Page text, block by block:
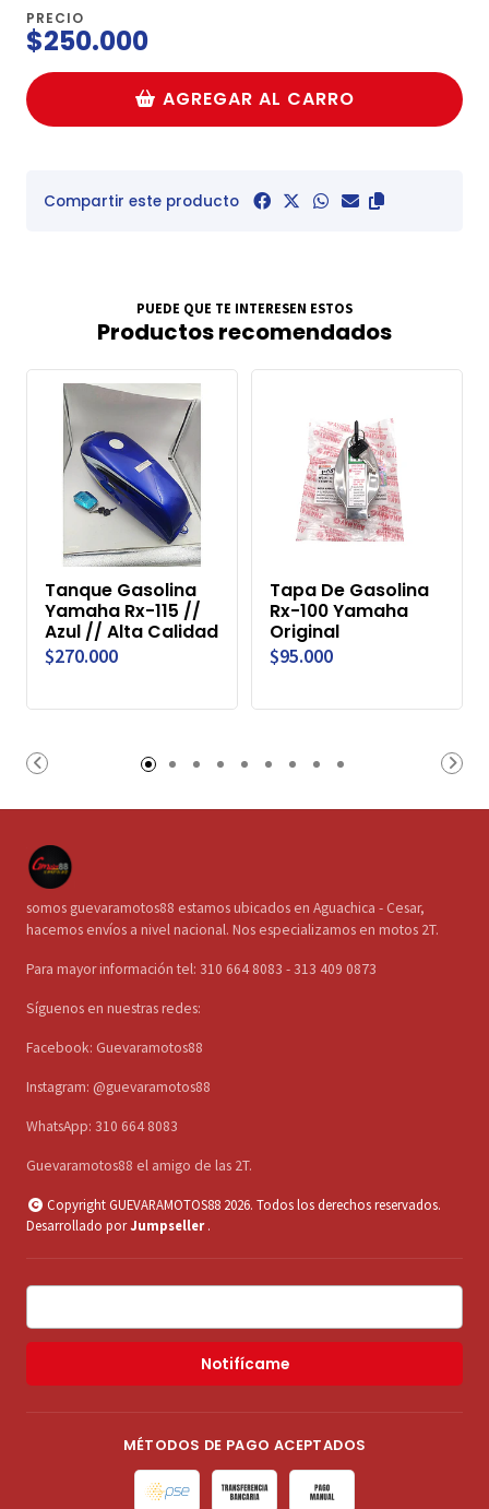
PRECIO
$250.000
AGREGAR AL CARRO
Compartir este producto
PUEDE QUE TE INTERESEN ESTOS
Productos recomendados
Tanque Gasolina
Yamaha Rx-115 //
Azul // Alta Calidad
$270.000
Tapa De Gasolina
Rx-100 Yamaha
Original
$95.000
somos guevaramotos88 estamos ubicados en Aguachica - Cesar,
hacemos envíos a nivel nacional. Nos especializamos en motos 2T.
Para mayor información tel: 310 664 8083 - 313 409 0873
Síguenos en nuestras redes:
Facebook: Guevaramotos88
Instagram: @guevaramotos88
WhatsApp: 310 664 8083
Guevaramotos88 el amigo de las 2T.
Copyright GUEVARAMOTOS88 2026. Todos los derechos reservados.
Desarrollado porJumpseller .
Notifícame
MÉTODOS DE PAGO ACEPTADOS